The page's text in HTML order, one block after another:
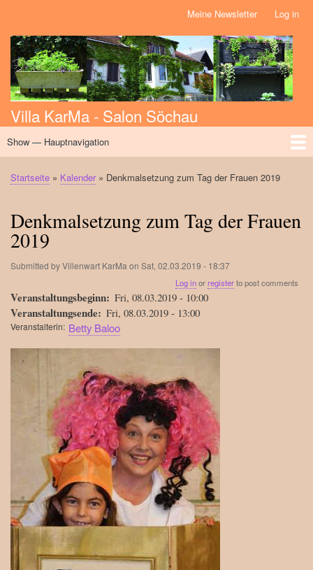
main
content
Meine Newsletter Log in
Villa KarMa - Salon Söchau
Hauptnavigation
Show — Hauptnavigation
Home
Über uns
Initiativen
Massage
Kalender
News
Workshops
Events
Breadcrumb
Startseite Kalender Denkmalsetzung zum Tag der Frauen 2019
Denkmalsetzung zum Tag der Frauen
2019
Submitted byVillenwart KarMa on Sat, 02.03.2019 - 18:37
Log inorregisterto post comments
Veranstaltungsbeginn Fri, 08.03.2019 - 10:00
Veranstaltungsende Fri, 08.03.2019 - 13:00
Veranstalterin Betty Baloo